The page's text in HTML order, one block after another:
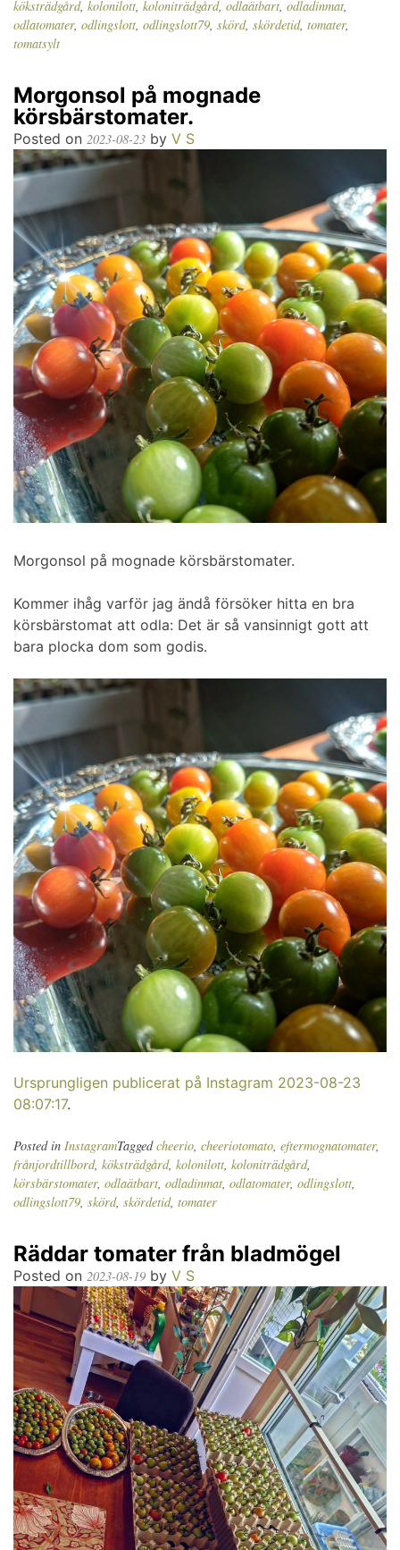
köksträdgård, kolonilott, koloniträdgård, odlaätbart, odladinmat,
odlatomater, odlingslott, odlingslott79, skörd, skördetid, tomater,
tomatsylt
Morgonsol på mognade
körsbärstomater.
Posted on 2023-08-23 by V S
Morgonsol på mognade körsbärstomater.
Kommer ihåg varför jag ändå försöker hitta en bra
körsbärstomat att odla: Det är så vansinnigt gott att
bara plocka dom som godis.
Ursprungligen publicerat på Instagram 2023-08-23
08:07:17.
Posted in InstagramTaggedcheerio, cheeriotomato, eftermognatomater,
frånjordtillbord, köksträdgård, kolonilott, koloniträdgård,
körsbärstomater, odlaätbart, odladinmat, odlatomater, odlingslott,
odlingslott79, skörd, skördetid, tomater
Räddar tomater från bladmögel
Posted on 2023-08-19 by V S